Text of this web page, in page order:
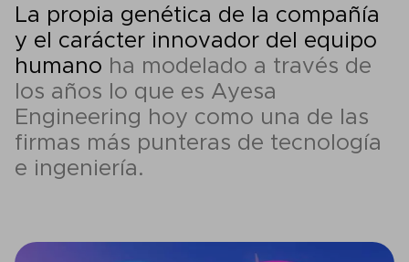
La propia genética de la compañía
y el carácter innovador del equipo
humano ha modelado a través de
los años lo que es Ayesa
Engineering hoy como una de las
firmas más punteras de tecnología
e ingeniería.